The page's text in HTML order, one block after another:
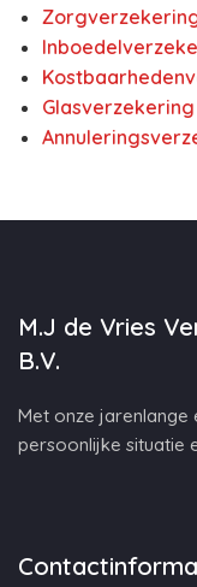
Glasverzekering
M.J de Vries
B.V.
Met onze jarenlange
persoonlijke situatie